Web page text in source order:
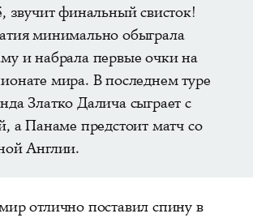
звучит финальный свисток!
минимально обыграла
и набрала первые очки на
мира. В последнем туре
Златко Далича сыграет с
а Панаме предстоит матч со
Англии.
отлично поставил спину в